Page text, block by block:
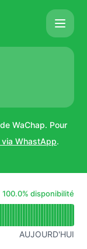
WaChap. Pour
WhastApp.
100% - disponibilité
100.0% disponibilité
AUJOURD'HUI